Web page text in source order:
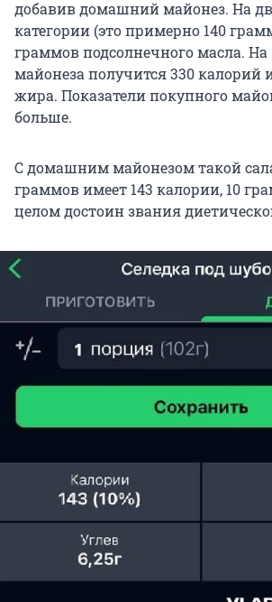
добавив домашний майонез. На
категории (это примерно 140
граммов подсолнечного масла. На
майонеза получится 330 калорий
жира. Показатели покупного
больше.
С домашним майонезом такой
граммов имеет 143 калории, 10
целом достоин звания